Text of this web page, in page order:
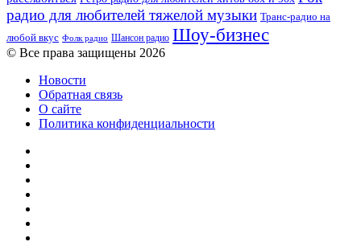
радио для любителей тяжелой музыки Транс-радио на
любой вкус Фолк радио Шансон радио Шоу-бизнес
© Все права защищены 2026
Новости
Обратная связь
О сайте
Политика конфиденциальности